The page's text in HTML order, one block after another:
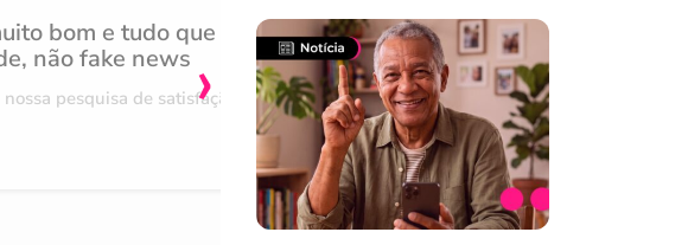
bom e tudo que
não fake news
pesquisa de satisfação
Achei muito rápido,
burocracia
Comentário retirado da nossa
08/03/2023
›